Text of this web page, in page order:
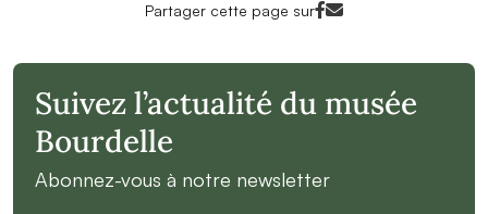
Partager cette page surFacebook<
Mail<
Suivez l’actualité du musée
Bourdelle
Abonnez-vous à notre newsletter